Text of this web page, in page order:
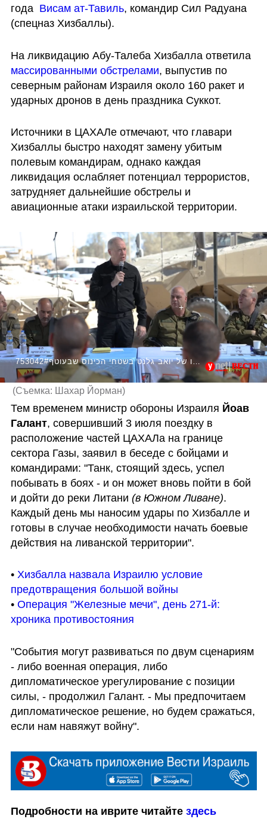
года Висам ат-Тавиль, командир Сил Радуана
(спецназ Хизбаллы).
На ликвидацию Абу-Талеба Хизбалла ответила
массированными обстрелами, выпустив по
северным районам Израиля около 160 ракет и
ударных дронов в день праздника Суккот.
Источники в ЦАХАЛе отмечают, что главари
Хизбаллы быстро находят замену убитым
полевым командирам, однако каждая
ликвидация ослабляет потенциал террористов,
затрудняет дальнейшие обстрелы и
авиационные атаки израильской территории.
(Съемка: Шахар Йорман)
Тем временем министр обороны Израиля Йоав
Галант, совершивший 3 июля поездку в
расположение частей ЦАХАЛа на границе
сектора Газы, заявил в беседе с бойцами и
командирами: "Танк, стоящий здесь, успел
побывать в боях - и он может вновь пойти в бой
и дойти до реки Литани (в Южном Ливане).
Каждый день мы наносим удары по Хизбалле и
готовы в случае необходимости начать боевые
действия на ливанской территории".
• Хизбалла назвала Израилю условие
предотвращения большой войны
• Операция "Железные мечи", день 271-й:
хроника противостояния
"События могут развиваться по двум сценариям
- либо военная операция, либо
дипломатическое урегулирование с позиции
силы, - продолжил Галант. - Мы предпочитаем
дипломатическое решение, но будем сражаться,
если нам навяжут войну".
Подробности на иврите читайте здесь